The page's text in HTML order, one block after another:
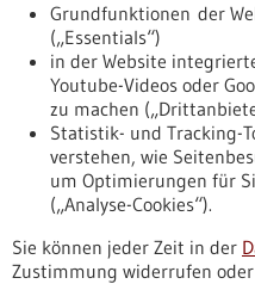
Corona-Schnelltest
Minuten
Einen Schnelltest, der am
Minuten zeigt, ob sich ein
CoV-2 infiziert hat,
gemeinsam mit der
Der Schnelltest soll im
kommen.
https://
Grundfunktionen der
(„Essentials“)
in der Website
Youtube-Videos oder
zu machen
Statistik- und Tracking-
verstehen, wie
um Optimierungen für
(„Analyse-Cookies“).
Sie können jeder Zeit in der
Zustimmung widerrufen